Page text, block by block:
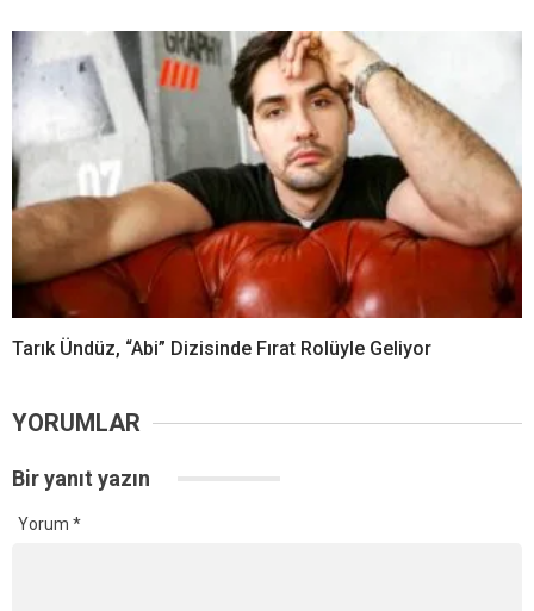
Tarık Ündüz, “Abi” Dizisinde Fırat Rolüyle Geliyor
YORUMLAR
Bir yanıt yazın
Yorum *